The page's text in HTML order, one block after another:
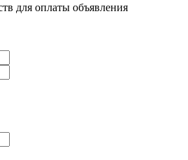
для оплаты объявления